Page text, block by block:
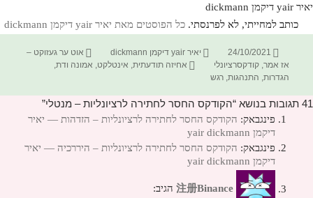
יאיר yair דיקמן dickmann
כותב למחייתי, לא לפרנסתי. כל הפוסטים מאת יאיר yair דיקמן dickmann‏
פורסם
בתאריך
24/10/2021 מחבר
יאיר yair דיקמן dickmann קטגוריות
אוט ער געזוקט –
אז אמר,קודקסרציונלי תגיות
אחיזה תודעתית, אינטלקט, אמונה ודת,
הגדרות, התנהגות,רגש
41 תגובות בנושא “הקודקס החסר לחתירה לרציונליות – מנטלי”
פינגבאק: הקודקס החסר לחתירה לרציונליות – הזדהות — יאיר
דיקמן yair dickmann
פינגבאק: הקודקס החסר לחתירה לרציונליות – היררכיה — יאיר
דיקמן yair dickmann
注册Binance הגיב: